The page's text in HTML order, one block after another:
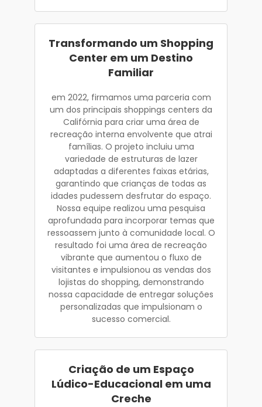
Transformando um Shopping
Center em um Destino
Familiar
em 2022, firmamos uma parceria com
um dos principais shoppings centers da
Califórnia para criar uma área de
recreação interna envolvente que atrai
famílias. O projeto incluiu uma
variedade de estruturas de lazer
adaptadas a diferentes faixas etárias,
garantindo que crianças de todas as
idades pudessem desfrutar do espaço.
Nossa equipe realizou uma pesquisa
aprofundada para incorporar temas que
ressoassem junto à comunidade local. O
resultado foi uma área de recreação
vibrante que aumentou o fluxo de
visitantes e impulsionou as vendas dos
lojistas do shopping, demonstrando
nossa capacidade de entregar soluções
personalizadas que impulsionam o
sucesso comercial.
Criação de um Espaço
Lúdico-Educacional em uma
Creche